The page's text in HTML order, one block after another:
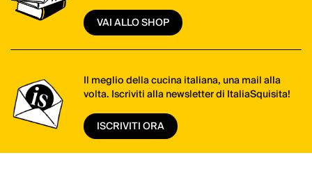
VAI ALLO SHOP
Il meglio della cucina italiana, una mail alla
volta. Iscriviti alla newsletter di ItaliaSquisita!
ISCRIVITI ORA